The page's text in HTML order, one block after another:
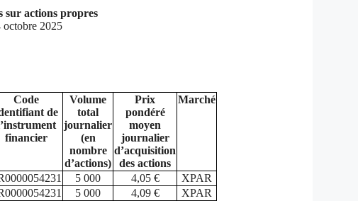
sur actions propres
octobre 2025
Code
de
financier
Volume
total
journalier
(en
nombre
d’actions)
Prix
pondéré
moyen
journalier
d’acquisition
des actions
Marché
5 000 4,05 €
XPAR
5 000 4,09 €
XPAR